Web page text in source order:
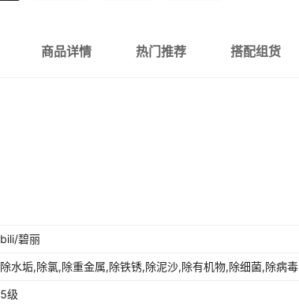
商品详情 热门推荐 搭配组货
bili/碧丽
除水垢,除氯,除重金属,除铁锈,除泥沙,除有机物,除细菌,除病毒
5级